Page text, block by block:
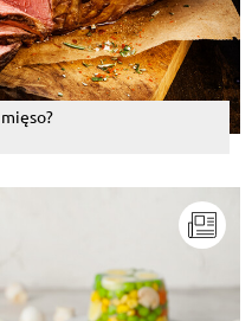
Odpowiedz
dalej,,,ponoc ostre to
Odpowiedz